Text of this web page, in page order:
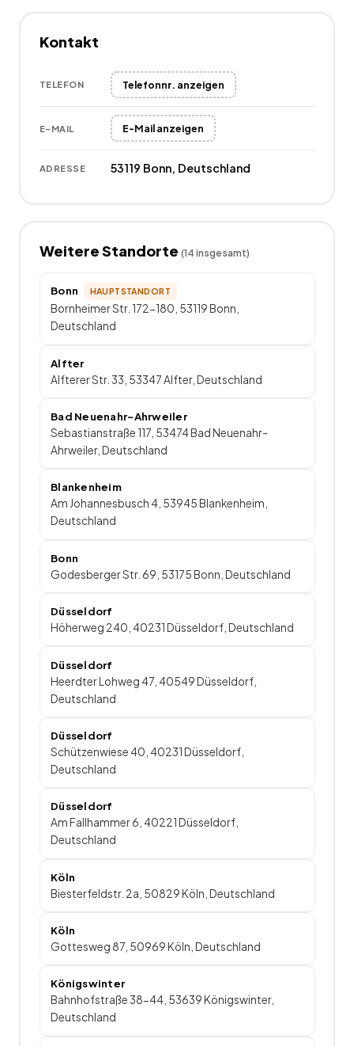
Kontakt
TELEFON Telefonnr. anzeigen
E-MAIL E-Mail anzeigen
ADRESSE 53119 Bonn, Deutschland
Weitere Standorte (14insgesamt)
Bonn HAUPTSTANDORT
Bornheimer Str. 172-180, 53119 Bonn,
Deutschland
Alfter
Alfterer Str. 33, 53347 Alfter, Deutschland
Bad Neuenahr-Ahrweiler
Sebastianstraße 117, 53474 Bad Neuenahr-
Ahrweiler, Deutschland
Blankenheim
Am Johannesbusch 4, 53945 Blankenheim,
Deutschland
Bonn
Godesberger Str. 69, 53175 Bonn, Deutschland
Düsseldorf
Höherweg 240, 40231 Düsseldorf, Deutschland
Düsseldorf
Heerdter Lohweg 47, 40549 Düsseldorf,
Deutschland
Düsseldorf
Schützenwiese 40, 40231 Düsseldorf,
Deutschland
Düsseldorf
Am Fallhammer 6, 40221 Düsseldorf,
Deutschland
Köln
Biesterfeldstr. 2a, 50829 Köln, Deutschland
Köln
Gottesweg 87, 50969 Köln, Deutschland
Königswinter
Bahnhofstraße 38-44, 53639 Königswinter,
Deutschland